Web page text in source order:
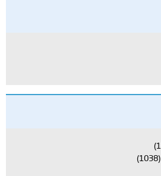
(1038)